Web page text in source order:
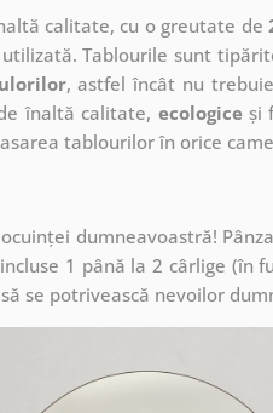
calitate, cu o greutate de
Tablourile sunt
, astfel încât nu
înaltă calitate, ecologiceși
tablourilor în orice
dumneavoastră!
1 până la 2 cârlige (în
se potrivească nevoilor